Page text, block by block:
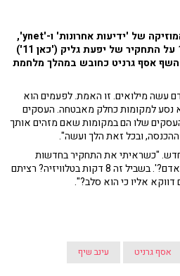
עינב שיף, מבקר הטלוויזיה והמוזיקה של 'ידיעות אחרונות' ו-'ynet',
שוחח עם איריס קול ב-103fm על התחקיר של יפעת גליק ('כאן 11')
אסף גרניט כחובש במהלך מלחמת
עשה מילואים. זו האמת. לפעמים הוא
נסע למקומות כחלק מאבטחה. העסקים
שלו הם במקומות שאם מזהים אותך
ובכל זאת הלך ועשה".
"כשראיתי את התחקיר בחדשות
אמרתי, 'זה מה שיש לכם על הבן אדם?'. בשביל זה 8 דקות בטלוויזיה? רציתם
אליו כי הוא סלב?".
אסף גרניט עינב שיף